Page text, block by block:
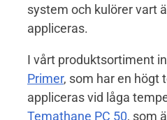
system och kulörer vart
appliceras.
I vårt produktsortiment
Primer, som har en högt
appliceras vid låga
Temathane PC 50, som